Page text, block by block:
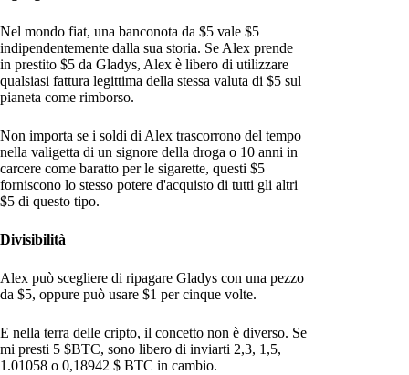
Nel mondo fiat, una banconota da $5 vale $5
indipendentemente dalla sua storia. Se Alex prende
in prestito $5 da Gladys, Alex è libero di utilizzare
qualsiasi fattura legittima della stessa valuta di $5 sul
pianeta come rimborso.
Non importa se i soldi di Alex trascorrono del tempo
nella valigetta di un signore della droga o 10 anni in
carcere come baratto per le sigarette, questi $5
forniscono lo stesso potere d'acquisto di tutti gli altri
$5 di questo tipo.
Divisibilità
Alex può scegliere di ripagare Gladys con una pezzo
da $5, oppure può usare $1 per cinque volte.
E nella terra delle cripto, il concetto non è diverso. Se
mi presti 5 $BTC, sono libero di inviarti 2,3, 1,5,
1.01058 o 0,18942 $ BTC in cambio.